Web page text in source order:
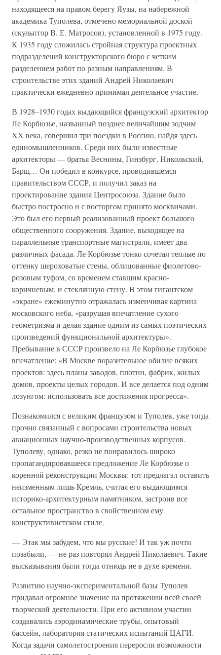
находящееся на правом берегу Яузы, на набережной
академика Туполева, отмечено мемориальной доской
(скульптор В. Е. Матросов), установленной в 1975 году.
К 1935 году сложилась стройная структура проектных
подразделений конструкторского бюро с четким
разделением работ по разным направлениям. В
строительстве этих зданий Андрей Николаевич
практически ежедневно принимал деятельное участие.
В 1928–1930 годах выдающийся французский архитектор
Ле Корбюзье, названный позднее величайшим зодчим
XX века, совершил три поездки в Россию, найдя здесь
единомышленников. Среди них были известные
архитекторы — братья Веснины, Гинзбург, Никольский,
Барщ… Он победил в конкурсе, проводившемся
правительством СССР, и получил заказ на
проектирование здания Центросоюза. Здание было
быстро построено и с восторгом принято москвичами.
Это был его первый реализованный проект большого
общественного сооружения. Здание, выходящее на
параллельные транспортные магистрали, имеет два
различных фасада. Ле Корбюзье тонко сочетал теплые по
оттенку шероховатые стены, облицованные фиолетово-
розовым туфом, со временем ставшим красно-
коричневым, и стеклянную стену. В этом гигантском
«экране» ежеминутно отражалась изменчивая картина
московского неба, «разрушая впечатление сухого
геометризма и делая здание одним из самых поэтических
произведений функциональной архитектуры».
Пребывание в СССР произвело на Ле Корбюзье глубокое
впечатление: «В Москве поразительное обилие всяких
проектов: здесь планы заводов, плотин, фабрик, жилых
домов, проекты целых городов. И все делается под одним
лозунгом: использовать все достижения прогресса».
Познакомился с великим французом и Туполев, уже тогда
прочно связанный с вопросами строительства новых
авиационных научно-производственных корпусов.
Туполеву, однако, резко не понравилось широко
пропагандировавшееся предложение Ле Корбюзье о
коренной реконструкции Москвы: тот предлагал оставить
неизменным лишь Кремль, считая его выдающимся
историко-архитектурным памятником, застроив все
остальное пространство в свойственном ему
конструктивистском стиле.
— Этак мы забудем, что мы русские! И так уж почти
позабыли, — не раз повторял Андрей Николаевич. Такие
высказывания были тогда отнюдь не в духе времени.
Развитию научно-экспериментальной базы Туполев
придавал огромное значение на протяжении всей своей
творческой деятельности. При его активном участии
создавались аэродинамические трубы, опытовый
бассейн, лаборатория статических испытаний ЦАГИ.
Когда задачи самолетостроения переросли возможности